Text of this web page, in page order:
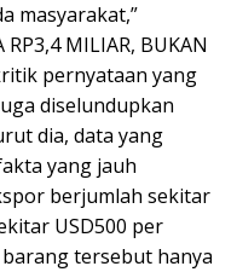
masyarakat,”
MILIAR, BUKAN
pernyataan yang
diselundupkan
dia, data yang
yang jauh
berjumlah sekitar
USD500 per
tersebut hanya